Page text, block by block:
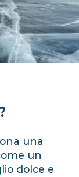
una
un
dolce e